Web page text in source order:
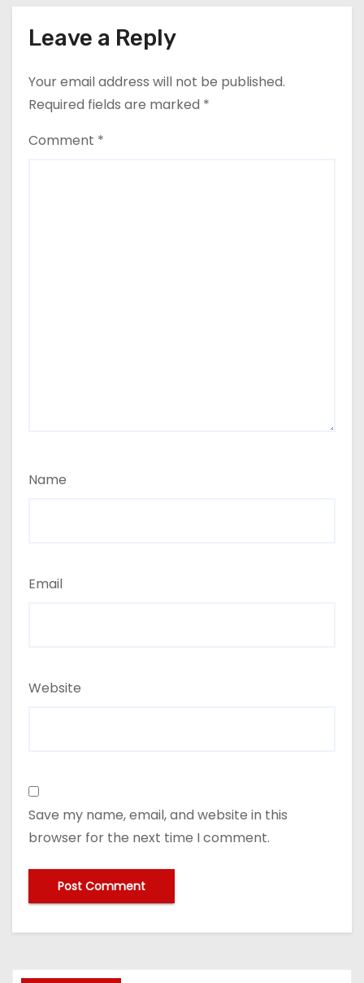
Leave a Reply
Your email address will not be published.
Required fields are marked *
Comment *
Name
Email
Website
Save my name, email, and website in this
browser for the next time I comment.